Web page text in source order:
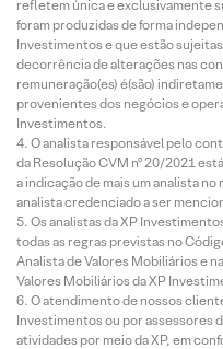
refletem única e exclusivamente
foram produzidas de forma
Investimentos e que estão
decorrência de alterações nas
remuneração(es) é(são)
provenientes dos negócios e
Investimentos.
O analista responsável pelo
da Resolução CVM nº 20/2021
a indicação de mais um analista
analista credenciado a ser
Os analistas da XP
todas as regras previstas no
Analista de Valores Mobiliários e
Valores Mobiliários da XP
O atendimento de nossos
Investimentos ou por assessores
atividades por meio da XP, em